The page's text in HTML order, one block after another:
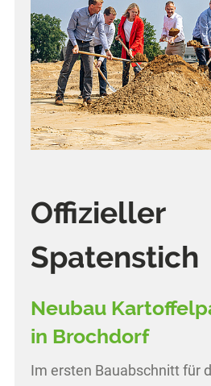
Offizieller
Spatenstich
Neubau
in Brochdorf
Im ersten Bauabschnitt für